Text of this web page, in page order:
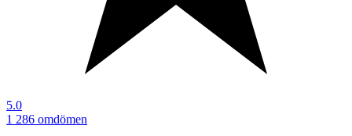
5.0
1 286 omdömen